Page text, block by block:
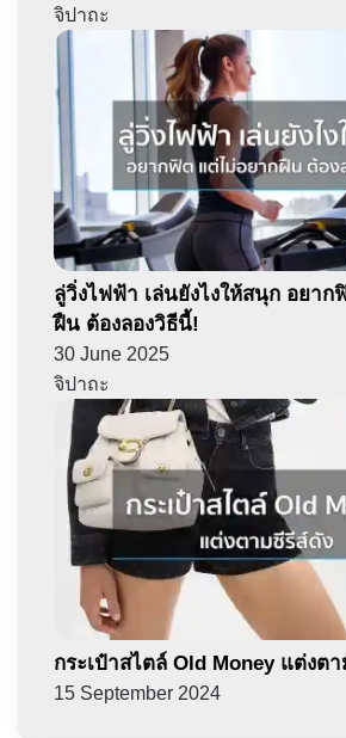
จิปาถะ
ลู่วิ่งไฟฟ้า เล่นยังไงให้สนุก อยา
ฝืน ต้องลองวิธีนี้!
30 June 2025
จิปาถะ
กระเป๋าสไตล์ Old Money แต่งต
15 September 2024